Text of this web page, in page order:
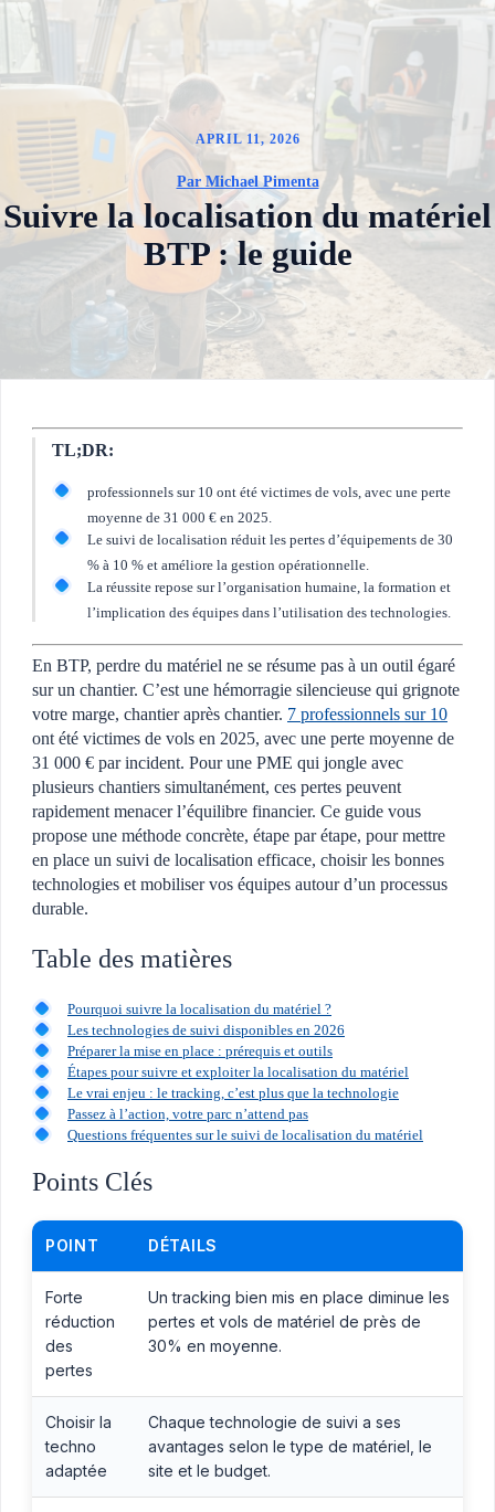
APRIL 11, 2026
Par Michael Pimenta
Suivre la localisation du matériel
BTP : le guide
TL;DR:
professionnels sur 10 ont été victimes de vols, avec une perte
moyenne de 31 000 € en 2025.
Le suivi de localisation réduit les pertes d’équipements de 30
% à 10 % et améliore la gestion opérationnelle.
La réussite repose sur l’organisation humaine, la formation et
l’implication des équipes dans l’utilisation des technologies.
En BTP, perdre du matériel ne se résume pas à un outil égaré
sur un chantier. C’est une hémorragie silencieuse qui grignote
votre marge, chantier après chantier. 7 professionnels sur 10
ont été victimes de vols en 2025, avec une perte moyenne de
31 000 € par incident. Pour une PME qui jongle avec
plusieurs chantiers simultanément, ces pertes peuvent
rapidement menacer l’équilibre financier. Ce guide vous
propose une méthode concrète, étape par étape, pour mettre
en place un suivi de localisation efficace, choisir les bonnes
technologies et mobiliser vos équipes autour d’un processus
durable.
Table des matières
Pourquoi suivre la localisation du matériel ?
Les technologies de suivi disponibles en 2026
Préparer la mise en place : prérequis et outils
Étapes pour suivre et exploiter la localisation du matériel
Le vrai enjeu : le tracking, c’est plus que la technologie
Passez à l’action, votre parc n’attend pas
Questions fréquentes sur le suivi de localisation du matériel
Points Clés
POINT DÉTAILS
Forte
réduction
des
pertes
Un tracking bien mis en place diminue les
pertes et vols de matériel de près de
30% en moyenne.
Choisir la
techno
adaptée
Chaque technologie de suivi a ses
avantages selon le type de matériel, le
site et le budget.